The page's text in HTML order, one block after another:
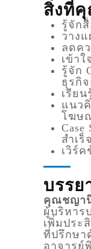
สิ่งที่
รู้จัก
วาง
ลดค
เข้า
รู้จัก
ธุรกิ
เรีย
แนว
โฆษ
สำเร็จ
เวิร์
บรรย
คุณชญา
ผู้บริหาร
เพิ่มประ
ที่ปรึกษา
อาจารย์